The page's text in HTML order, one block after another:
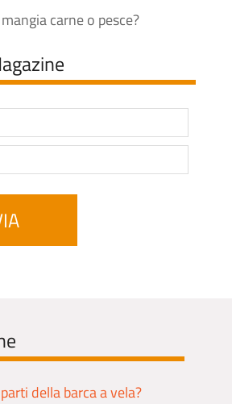
carne o pesce?
della barca a vela?